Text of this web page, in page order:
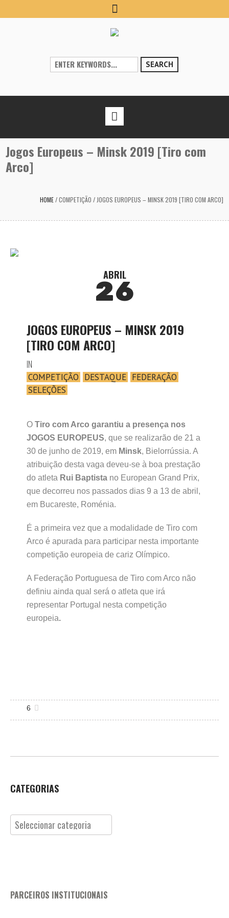
SEARCH
Jogos Europeus – Minsk 2019 [Tiro com
Arco]
HOME/COMPETIÇÃO / JOGOS EUROPEUS – MINSK 2019 [TIRO COM ARCO]
ABRIL
26
JOGOS EUROPEUS – MINSK 2019
[TIRO COM ARCO]
IN
COMPETIÇÃO DESTAQUE FEDERAÇÃO
SELEÇÕES
O Tiro com Arco garantiu a presença nos
JOGOS EUROPEUS, que se realizarão de 21 a
30 de junho de 2019, em Minsk, Bielorrússia. A
atribuição desta vaga deveu-se à boa prestação
do atleta Rui Baptista no European Grand Prix,
que decorreu nos passados dias 9 a 13 de abril,
em Bucareste, Roménia.
É a primeira vez que a modalidade de Tiro com
Arco é apurada para participar nesta importante
competição europeia de cariz Olímpico.
A Federação Portuguesa de Tiro com Arco não
definiu ainda qual será o atleta que irá
representar Portugal nesta competição
europeia.
6
CATEGORIAS
Categorias
PARCEIROS INSTITUCIONAIS